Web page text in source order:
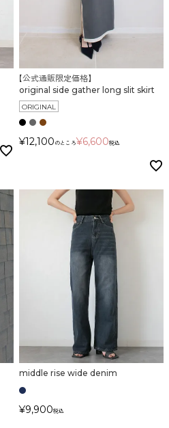
【公式通販限定価格】
original side gather long slit skirt
ORIGINAL
¥12,100 のところ¥6,600税込
middle rise wide denim
¥9,900税込